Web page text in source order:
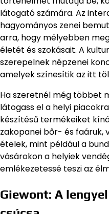
látogató számára. Az
hagyományos zenei
arra, hogy mélyebben
életét és szokásait. A
szerepelnek népzenei
amelyek színesítik az itt
Ha szeretnél még többet
látogass el a helyi
készítésű termékeiket
zakopanei bőr- és faáruk,
ételek, mint például a
vásárokon a helyiek
emlékezetessé teszi az
Giewont: A